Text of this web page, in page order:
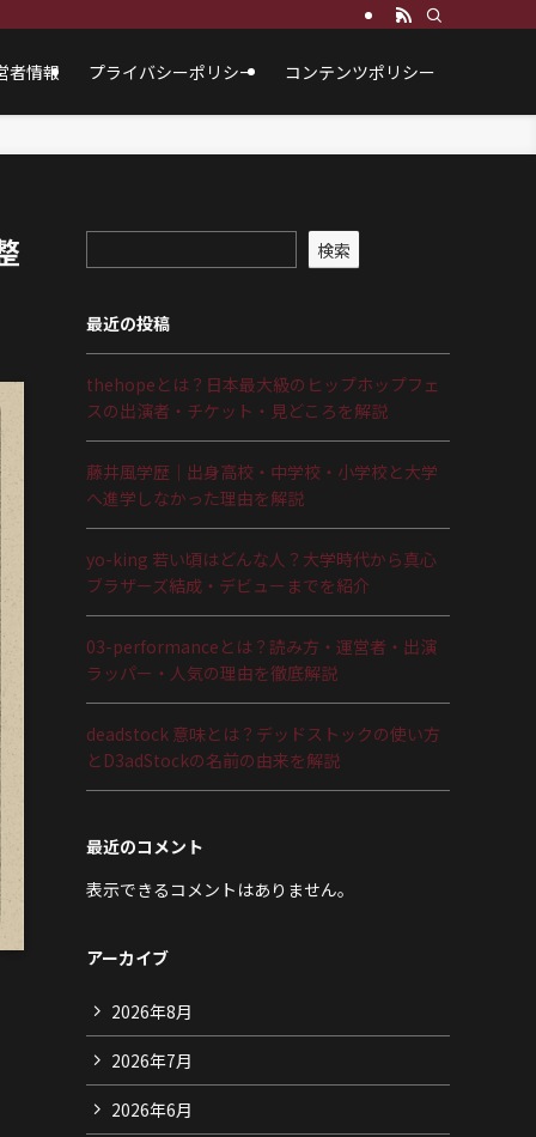
者情報 プライバシーポリシー コンテンツポリシー
検索
最近の投稿
thehopeとは？日本最大級のヒップホップフェ
スの出演者・チケット・見どころを解説
藤井風学歴｜出身高校・中学校・小学校と大学
へ進学しなかった理由を解説
yo-king 若い頃はどんな人？大学時代から真心
ブラザーズ結成・デビューまでを紹介
03-performanceとは？読み方・運営者・出演
ラッパー・人気の理由を徹底解説
deadstock 意味とは？デッドストックの使い方
とD3adStockの名前の由来を解説
最近のコメント
表示できるコメントはありません。
アーカイブ
2026年8月
2026年7月
2026年6月